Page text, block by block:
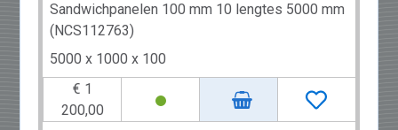
Sandwichpanelen 100 mm 10 lengtes 5000 mm
(NCS112763)
5000 x 1000 x 100
€ 1
200,00